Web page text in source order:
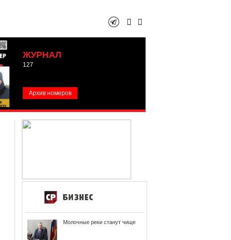
ЖУРНАЛ
127
Архив номеров
Молочные реки станут чище